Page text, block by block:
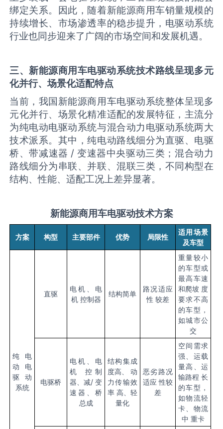
绑定关系。因此，随着新能源商用车销量规模的
持续增长、市场渗透率的稳步提升，电驱动系统
行业也同步迎来了广阔的市场空间和发展机遇。
三、新能源商用车电驱动系统技术路线呈现多元
化并行、场景化适配特点
当前，我国新能源商用车电驱动系统整体呈现多
元化并行、场景化精准适配的发展特征，主流分
为纯电动电驱动系统与混合动力电驱动系统两大
技术派系。其中，纯电动路线细分为直驱、电驱
桥、带减速器 / 变速器中央驱动三类；混合动力
路线细分为串联、并联、混联三类，不同构型在
结构、性能、适配工况上差异显著。
新能源商用车电驱动技术方案
方案 构型 主要部件 优势 局限性
适用场景
及车型
纯电
动电
驱动
系统
直驱
电机、电
机 控制器
结构简单
路况适应
性 较差
重量较小
的车型或
最高车速
和爬坡 度
要求不高
的车型，
如城市公
交
电驱桥
电机、电
机 控制
器、减/ 变
速器、桥
总成
结构集成
度高、 动
力传输效
率 高、轻
量化
恶劣路况
适应 性较
差
空间需求
强、运载
量高、运
输路程 长
的车型，
如物流轻
卡、物流
中 重卡